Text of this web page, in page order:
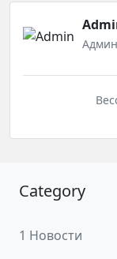
Category
1 Новости